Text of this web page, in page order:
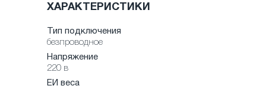
ХАРАКТЕРИСТИКИ
Тип подключения
безпроводное
Напряжение
220 в
ЕИ веса